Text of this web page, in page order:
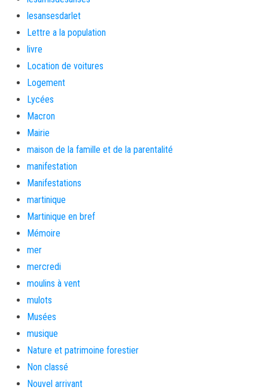
lesansesdarlet
Lettre a la population
livre
Location de voitures
Logement
Lycées
Macron
Mairie
maison de la famille et de la parentalité
manifestation
Manifestations
martinique
Martinique en bref
Mémoire
mer
mercredi
moulins à vent
mulots
Musées
musique
Nature et patrimoine forestier
Non classé
Nouvel arrivant